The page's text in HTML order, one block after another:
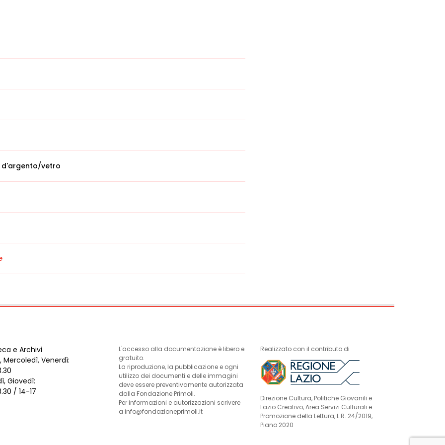
vetro
e Archivi
Mercoledì, Venerdì:
Giovedì:
/ 14-17
L'accesso alla documentazione è libero e
gratuito.
La riproduzione, la pubblicazione e ogni
utilizzo dei documenti e delle immagini
deve essere preventivamente autorizzata
dalla Fondazione Primoli.
Per informazioni e autorizzazioni scrivere
a info@fondazioneprimoli.it
Realizzato con il contributo di
Direzione Cultura, Politiche Giovanili e
Lazio Creativo, Area Servizi Culturali e
Promozione della Lettura, L.R. 24/2019,
Piano 2020